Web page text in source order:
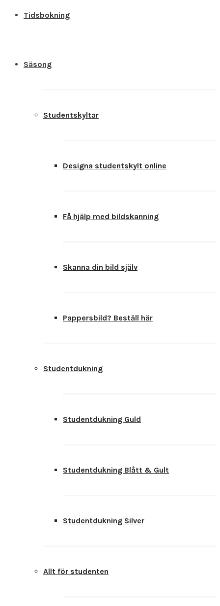
Tidsbokning
Säsong
Studentskyltar
Designa studentskylt online
Få hjälp med bildskanning
Skanna din bild själv
Pappersbild? Beställ här
Studentdukning
Studentdukning Guld
Studentdukning Blått & Gult
Studentdukning Silver
Allt för studenten